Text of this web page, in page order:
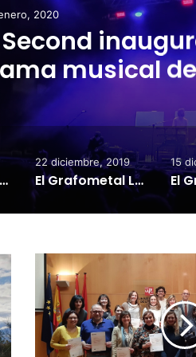
2020
musical
El Grafometal La Rioja vuelve al trabajo; el ascenso entre ceja y ceja
22 diciembre, 2019
El Grafometal La Rioja se va de vacaciones con una contundente victoria frente al Loyola (13-28)
15